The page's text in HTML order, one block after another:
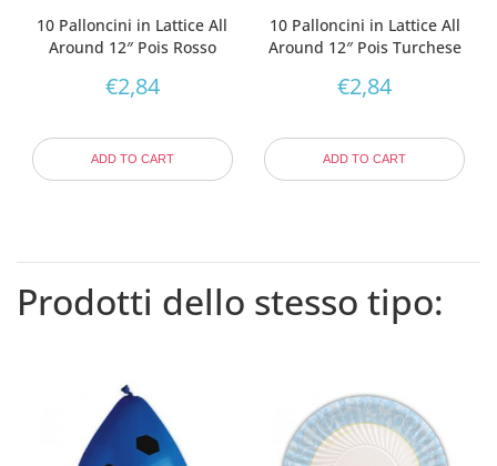
10 Palloncini in Lattice All
Around 12″ Pois Rosso
€2,84
ADD TO CART
10 Palloncini in Lattice All
Around 12″ Pois Turchese
€2,84
ADD TO CART
Prodotti dello stesso tipo: